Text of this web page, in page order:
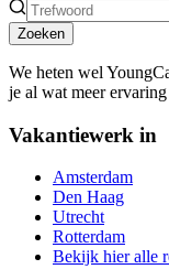
Zoeken
We heten wel
je al wat meer
Vakantiewerk in
Amsterdam
Den Haag
Utrecht
Rotterdam
Bekijk hier alle